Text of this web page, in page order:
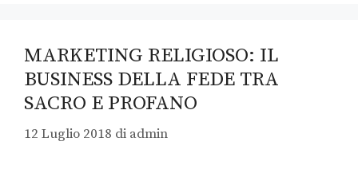
MARKETING RELIGIOSO: IL
BUSINESS DELLA FEDE TRA
SACRO E PROFANO
12 Luglio 2018 di admin